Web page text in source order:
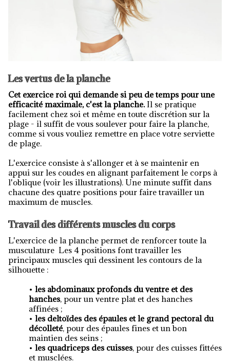
Les vertus de la planche
Cet exercice roi qui demande si peu de temps pour une
efficacité maximale, c'est la planche.Il se pratique
facilement chez soi et même en toute discrétion sur la
plage - il suffit de vous soulever pour faire la planche,
comme si vous vouliez remettre en place votre serviette
de plage.
L'exercice consiste à s'allonger et à se maintenir en
appui sur les coudes en alignant parfaitement le corps à
l'oblique (voir les illustrations). Une minute suffit dans
chacune des quatre positions pour faire travailler un
maximum de muscles.
Travail des différents muscles du corps
L'exercice de la planche permet de renforcer toute la
musculature Les 4 positions font travailler les
principaux muscles qui dessinent les contours de la
silhouette :
• les abdominaux profonds du ventre et des
hanches, pour un ventre plat et des hanches
affinées ;
• les deltoïdes des épaules et le grand pectoral du
décolleté, pour des épaules fines et un bon
maintien des seins ;
• les quadriceps des cuisses, pour des cuisses fittées
et musclées.